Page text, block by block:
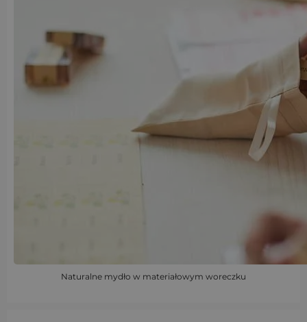
Naturalne mydło w materiałowym woreczku